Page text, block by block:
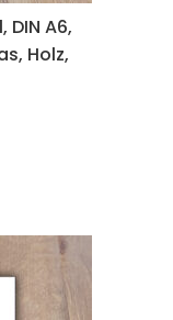
DIN A6,
Holz,